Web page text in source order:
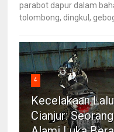
parabot dapur dalam
tolombong, dingkul,
4
Kecelakaan
Cianjur: